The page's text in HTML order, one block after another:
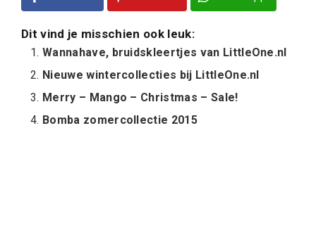
Dit vind je misschien ook leuk:
Wannahave, bruidskleertjes van LittleOne.nl
Nieuwe wintercollecties bij LittleOne.nl
Merry – Mango – Christmas – Sale!
Bomba zomercollectie 2015